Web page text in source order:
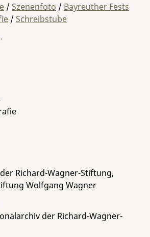
Richard-Wagner-Stiftung,
Wolfgang Wagner
/ Szenenfoto / Bayreuther Fests
/ Schreibstube
der Richard-Wagner-